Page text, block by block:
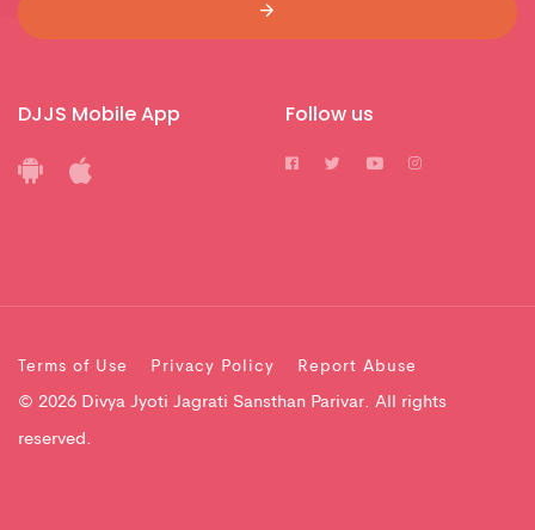
DJJS Mobile App Follow us
Terms of Use Privacy Policy Report Abuse
© 2026 Divya Jyoti Jagrati Sansthan Parivar. All rights
reserved.